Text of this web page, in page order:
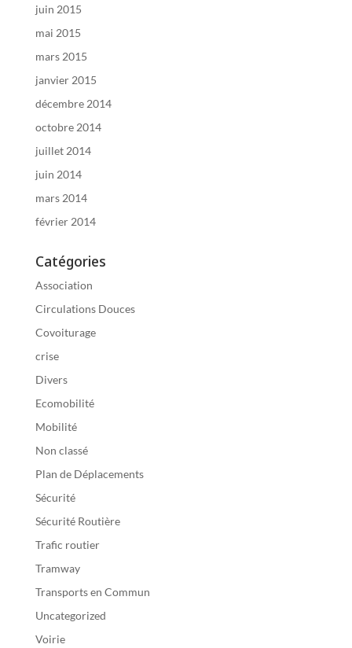
juin 2015
mai 2015
mars 2015
janvier 2015
décembre 2014
octobre 2014
juillet 2014
juin 2014
mars 2014
février 2014
Catégories
Association
Circulations Douces
Covoiturage
crise
Divers
Ecomobilité
Mobilité
Non classé
Plan de Déplacements
Sécurité
Sécurité Routière
Trafic routier
Tramway
Transports en Commun
Uncategorized
Voirie